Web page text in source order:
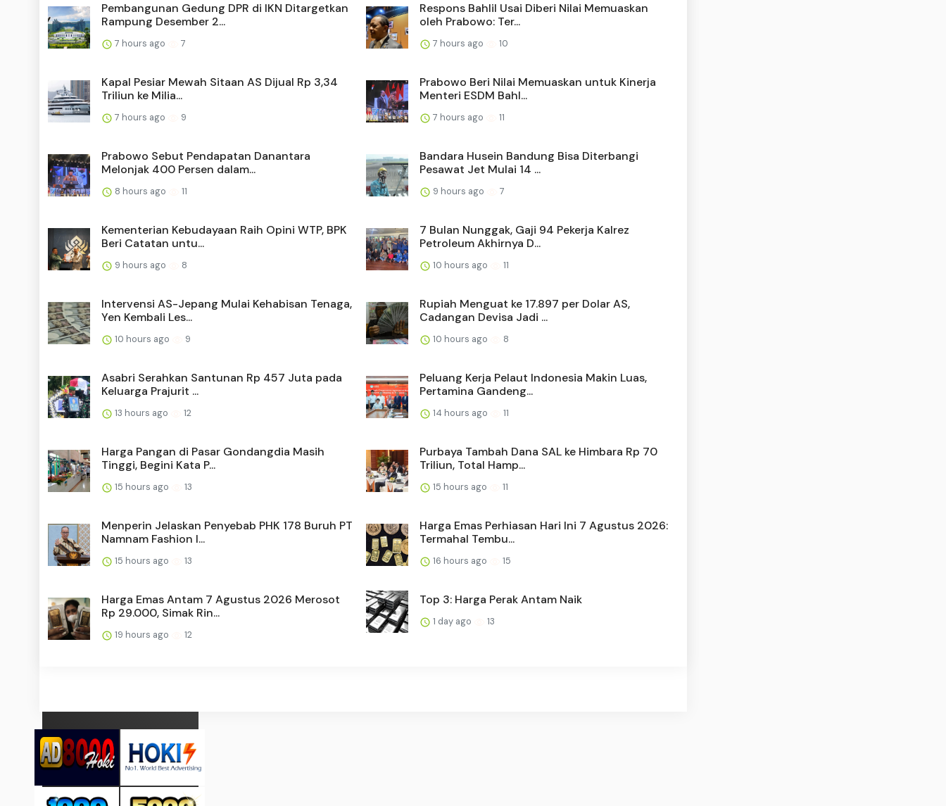
Pembangunan Gedung DPR di IKN Ditargetkan
Rampung Desember 2...
7 hours ago 7
Respons Bahlil Usai Diberi Nilai Memuaskan
oleh Prabowo: Ter...
7 hours ago 10
Kapal Pesiar Mewah Sitaan AS Dijual Rp 3,34
Triliun ke Milia...
7 hours ago 9
Prabowo Beri Nilai Memuaskan untuk Kinerja
Menteri ESDM Bahl...
7 hours ago 11
Prabowo Sebut Pendapatan Danantara
Melonjak 400 Persen dalam...
8 hours ago 11
Bandara Husein Bandung Bisa Diterbangi
Pesawat Jet Mulai 14 ...
9 hours ago 7
Kementerian Kebudayaan Raih Opini WTP, BPK
Beri Catatan untu...
9 hours ago 8
7 Bulan Nunggak, Gaji 94 Pekerja Kalrez
Petroleum Akhirnya D...
10 hours ago 11
Intervensi AS-Jepang Mulai Kehabisan Tenaga,
Yen Kembali Les...
10 hours ago 9
Rupiah Menguat ke 17.897 per Dolar AS,
Cadangan Devisa Jadi ...
10 hours ago 8
Asabri Serahkan Santunan Rp 457 Juta pada
Keluarga Prajurit ...
13 hours ago 12
Peluang Kerja Pelaut Indonesia Makin Luas,
Pertamina Gandeng...
14 hours ago 11
Harga Pangan di Pasar Gondangdia Masih
Tinggi, Begini Kata P...
15 hours ago 13
Purbaya Tambah Dana SAL ke Himbara Rp 70
Triliun, Total Hamp...
15 hours ago 11
Menperin Jelaskan Penyebab PHK 178 Buruh PT
Namnam Fashion I...
15 hours ago 13
Harga Emas Perhiasan Hari Ini 7 Agustus 2026:
Termahal Tembu...
16 hours ago 15
Harga Emas Antam 7 Agustus 2026 Merosot
Rp 29.000, Simak Rin...
19 hours ago 12
Top 3: Harga Perak Antam Naik
1 day ago 13